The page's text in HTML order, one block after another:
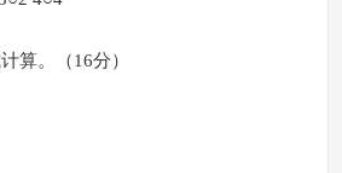
算。（16分）